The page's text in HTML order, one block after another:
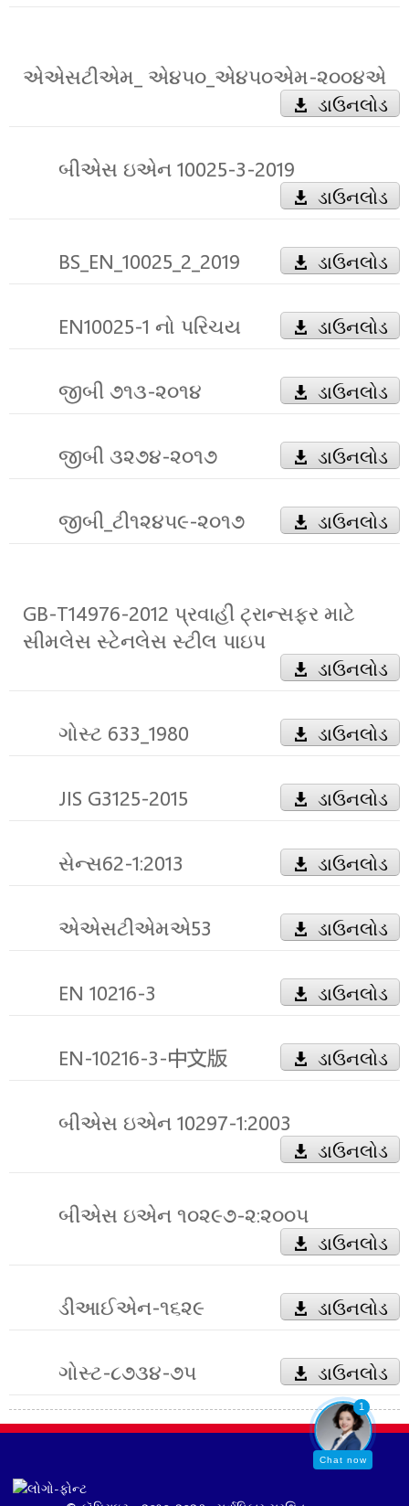
એએસટીએમ_ એ૪૫૦_એ૪૫૦એમ-૨૦૦૪એ
ડાઉનલોડ
બીએસ ઇએન 10025-3-2019
ડાઉનલોડ
BS_EN_10025_2_2019 ડાઉનલોડ
EN10025-1 નો પરિચય ડાઉનલોડ
જીબી ૭૧૩-૨૦૧૪ ડાઉનલોડ
જીબી ૩૨૭૪-૨૦૧૭ ડાઉનલોડ
જીબી_ટી૧૨૪૫૯-૨૦૧૭ ડાઉનલોડ
GB-T14976-2012 પ્રવાહી ટ્રાન્સફર માટે
સીમલેસ સ્ટેનલેસ સ્ટીલ પાઇપ
ડાઉનલોડ
ગોસ્ટ 633_1980 ડાઉનલોડ
JIS G3125-2015 ડાઉનલોડ
સેન્સ62-1:2013 ડાઉનલોડ
એએસટીએમએ53 ડાઉનલોડ
EN 10216-3 ડાઉનલોડ
EN-10216-3-中文版 ડાઉનલોડ
બીએસ ઇએન 10297-1:2003
ડાઉનલોડ
બીએસ ઇએન ૧૦૨૯૭-૨:૨૦૦૫
ડાઉનલોડ
ડીઆઈએન-૧૬૨૯ ડાઉનલોડ
ગોસ્ટ-૮૭૩૪-૭૫ ડાઉનલોડ
1
Chat now